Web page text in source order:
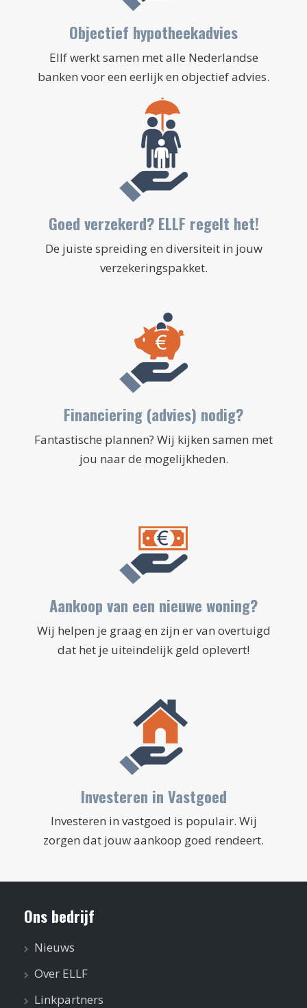
Objectief hypotheekadvies
Ellf werkt samen met alle Nederlandse
banken voor een eerlijk en objectief advies.
Goed verzekerd? ELLF regelt het!
De juiste spreiding en diversiteit in jouw
verzekeringspakket.
Financiering (advies) nodig?
Fantastische plannen? Wij kijken samen met
jou naar de mogelijkheden.
Aankoop van een nieuwe woning?
Wij helpen je graag en zijn er van overtuigd
dat het je uiteindelijk geld oplevert!
Investeren in Vastgoed
Investeren in vastgoed is populair. Wij
zorgen dat jouw aankoop goed rendeert.
Ons bedrijf
Nieuws
Over ELLF
Linkpartners